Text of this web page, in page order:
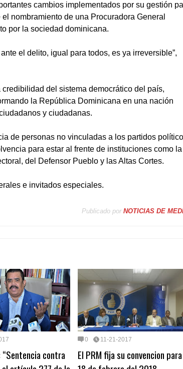
cambios implementados por su gestión
nombramiento de una Procuradora General
por la sociedad dominicana.
el delito, igual para todos, es ya irreversible”,
del sistema democrático del país,
la República Dominicana en una nación
y ciudadanas.
de personas no vinculadas a los partidos
para estar al frente de instituciones como la
del Defensor Pueblo y las Altas Cortes.
e invitados especiales.
Publicado por NOTICIAS DE
“Sentencia contra
0 11-21-2017
El PRM fija su convencion